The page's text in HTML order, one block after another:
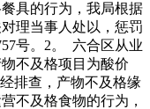
具的行为，我局根据
理当事人处以，惩罚
号。2。 六合区从业
不及格项目为酸价
排查，产物不及格缘
不及格食物的行为，